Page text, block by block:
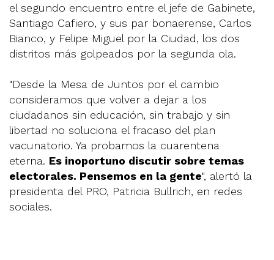
el segundo encuentro entre el jefe de Gabinete,
Santiago Cafiero, y sus par bonaerense, Carlos
Bianco, y Felipe Miguel por la Ciudad, los dos
distritos más golpeados por la segunda ola.
"Desde la Mesa de Juntos por el cambio
consideramos que volver a dejar a los
ciudadanos sin educación, sin trabajo y sin
libertad no soluciona el fracaso del plan
vacunatorio. Ya probamos la cuarentena
eterna. Es inoportuno discutir sobre temas
electorales. Pensemos en la gente", alertó la
presidenta del PRO, Patricia Bullrich, en redes
sociales.